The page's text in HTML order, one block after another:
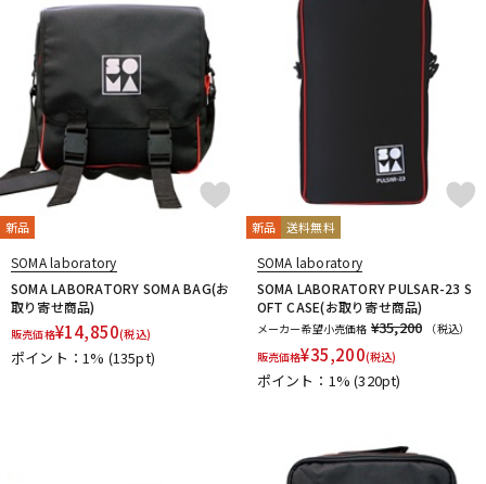
新品
SOMA laboratory
SOMA LABORATORY SOMA BAG(お
取り寄せ商品)
販売価格¥14,850(税込)
ポイント：1% (135pt)
新品 送料無料
SOMA laboratory
SOMA LABORATORY PULSAR-23 S
OFT CASE(お取り寄せ商品)
メーカー希望小売価格 ¥35,200
（税込）
販売価格¥35,200(税込)
ポイント：1%(320pt)